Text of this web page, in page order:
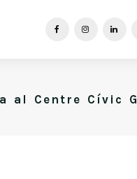
Centre Cívic